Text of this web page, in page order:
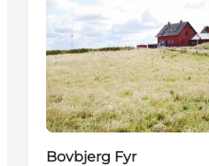
Bovbjerg Fyr